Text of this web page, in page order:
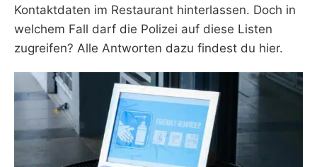
Kontaktdaten im Restaurant hinterlassen. Doch in
welchem Fall darf die Polizei auf diese Listen
zugreifen? Alle Antworten dazu findest du hier.